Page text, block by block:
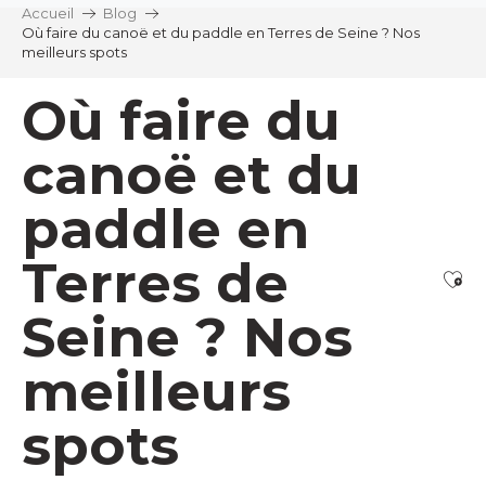
Accueil
Blog
Où faire du canoë et du paddle en Terres de Seine ? Nos
meilleurs spots
Où faire du
canoë et du
paddle en
Terres de
Seine ? Nos
meilleurs
spots